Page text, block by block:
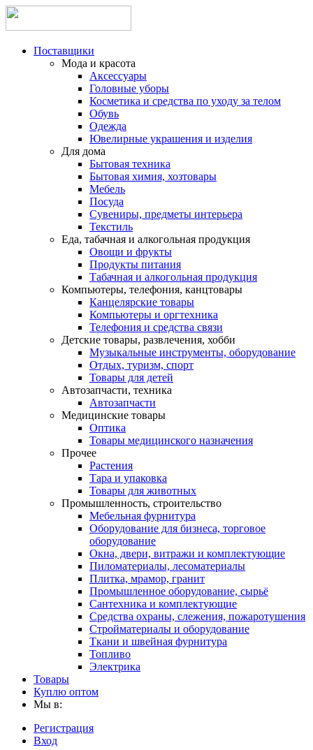
Поставщики
Мода и красота
Аксессуары
Головные уборы
Косметика и средства по уходу за телом
Обувь
Одежда
Ювелирные украшения и изделия
Для дома
Бытовая техника
Бытовая химия, хозтовары
Мебель
Посуда
Сувениры, предметы интерьера
Текстиль
Еда, табачная и алкогольная продукция
Овощи и фрукты
Продукты питания
Табачная и алкогольная продукция
Компьютеры, телефония, канцтовары
Канцелярские товары
Компьютеры и оргтехника
Телефония и средства связи
Детские товары, развлечения, хобби
Музыкальные инструменты, оборудование
Отдых, туризм, спорт
Товары для детей
Автозапчасти, техника
Автозапчасти
Медицинские товары
Оптика
Товары медицинского назначения
Прочее
Растения
Тара и упаковка
Товары для животных
Промышленность, строительство
Мебельная фурнитура
Оборудование для бизнеса, торговое
оборудование
Окна, двери, витражи и комплектующие
Пиломатериалы, лесоматериалы
Плитка, мрамор, гранит
Промышленное оборудование, сырьё
Сантехника и комплектующие
Средства охраны, слежения, пожаротушения
Стройматериалы и оборудование
Ткани и швейная фурнитура
Топливо
Электрика
Товары
Куплю оптом
Мы в:
Регистрация
Вход